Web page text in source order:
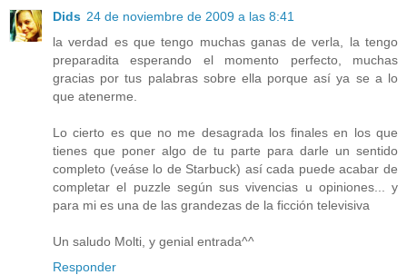
Dids 24 de noviembre de 2009 a las 8:41
la verdad es que tengo muchas ganas de verla, la tengo
preparadita esperando el momento perfecto, muchas
gracias por tus palabras sobre ella porque así ya se a lo
que atenerme.
Lo cierto es que no me desagrada los finales en los que
tienes que poner algo de tu parte para darle un sentido
completo (veáse lo de Starbuck) así cada puede acabar de
completar el puzzle según sus vivencias u opiniones... y
para mi es una de las grandezas de la ficción televisiva
Un saludo Molti, y genial entrada^^
Responder